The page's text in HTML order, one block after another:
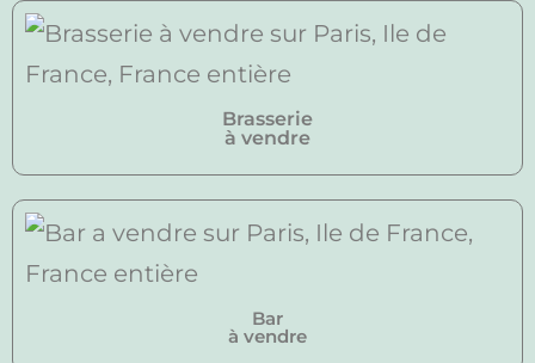
Brasserie
à vendre
Bar
à vendre